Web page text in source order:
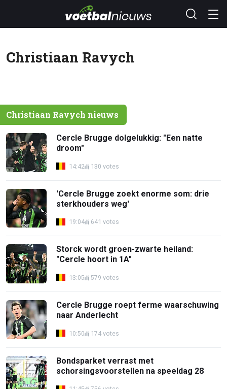
Christiaan Ravych
Christiaan Ravych nieuws
Cercle Brugge dolgelukkig: "Een natte
droom"
14:42 130 votes
'Cercle Brugge zoekt enorme som: drie
sterkhouders weg'
19:04 641 votes
Storck wordt groen-zwarte heiland:
"Cercle hoort in 1A"
13:05 579 votes
Cercle Brugge roept ferme waarschuwing
naar Anderlecht
10:50 174 votes
Bondsparket verrast met
schorsingsvoorstellen na speeldag 28